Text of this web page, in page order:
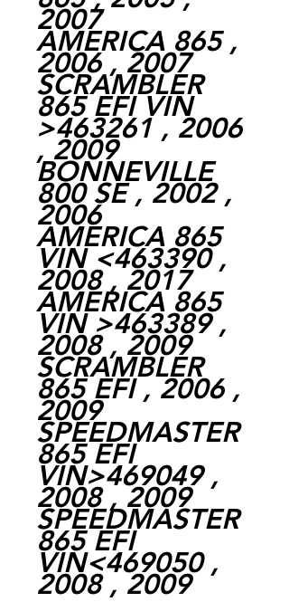
2007
AMERICA 865 ,
2006 , 2007
SCRAMBLER
865 EFI VIN
>463261 , 2006
, 2009
BONNEVILLE
800 SE , 2002 ,
2006
AMERICA 865
VIN <463390 ,
2008 , 2017
AMERICA 865
VIN >463389 ,
2008 , 2009
SCRAMBLER
865 EFI , 2006 ,
2009
SPEEDMASTER
865 EFI
VIN>469049 ,
2008 , 2009
SPEEDMASTER
865 EFI
VIN<469050 ,
2008 , 2009